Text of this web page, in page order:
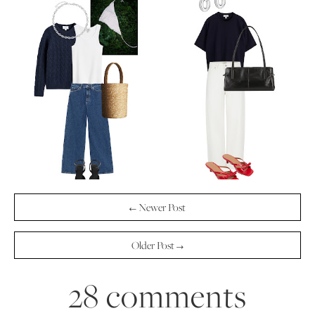
← Newer Post
Older Post →
28 comments